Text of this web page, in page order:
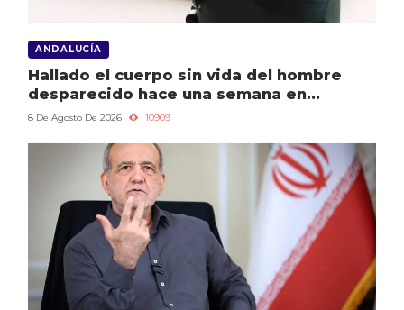
ANDALUCÍA
Hallado el cuerpo sin vida del hombre
desparecido hace una semana en
Granada
8 De Agosto De 2026 10909